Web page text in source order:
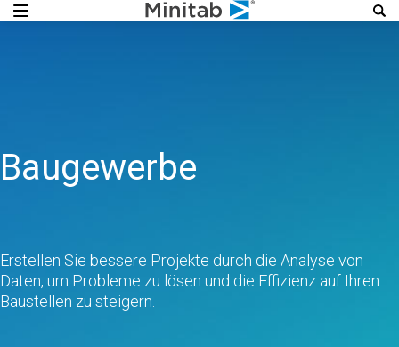
Baugewerbe
Erstellen Sie bessere Projekte durch die Analyse von
Daten, um Probleme zu lösen und die Effizienz auf Ihren
Baustellen zu steigern.